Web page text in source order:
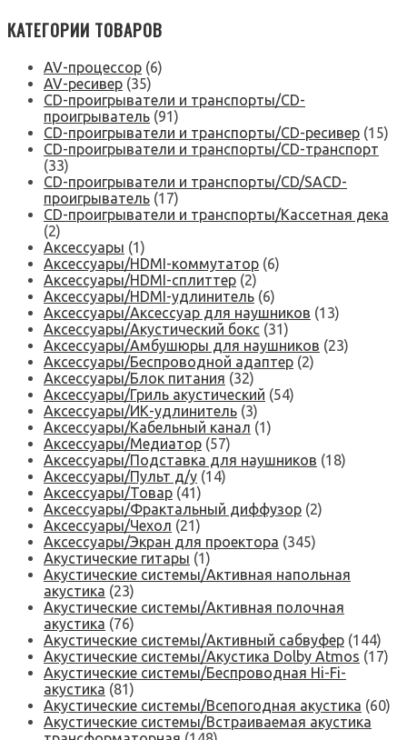
КАТЕГОРИИ ТОВАРОВ
AV-процессор (6)
AV-ресивер (35)
CD-проигрыватели и транспорты/CD-
проигрыватель (91)
CD-проигрыватели и транспорты/CD-ресивер (15)
CD-проигрыватели и транспорты/CD-транспорт
(33)
CD-проигрыватели и транспорты/CD/SACD-
проигрыватель (17)
CD-проигрыватели и транспорты/Кассетная дека
(2)
Аксессуары (1)
Аксессуары/HDMI-коммутатор (6)
Аксессуары/HDMI-сплиттер (2)
Аксессуары/HDMI-удлинитель (6)
Аксессуары/Аксессуар для наушников (13)
Аксессуары/Акустический бокс (31)
Аксессуары/Амбушюры для наушников (23)
Аксессуары/Беспроводной адаптер (2)
Аксессуары/Блок питания (32)
Аксессуары/Гриль акустический (54)
Аксессуары/ИК-удлинитель (3)
Аксессуары/Кабельный канал (1)
Аксессуары/Медиатор (57)
Аксессуары/Подставка для наушников (18)
Аксессуары/Пульт д/у (14)
Аксессуары/Товар (41)
Аксессуары/Фрактальный диффузор (2)
Аксессуары/Чехол (21)
Аксессуары/Экран для проектора (345)
Акустические гитары (1)
Акустические системы/Активная напольная
акустика (23)
Акустические системы/Активная полочная
акустика (76)
Акустические системы/Активный сабвуфер (144)
Акустические системы/Акустика Dolby Atmos (17)
Акустические системы/Беспроводная Hi-Fi-
акустика (81)
Акустические системы/Всепогодная акустика (60)
Акустические системы/Встраиваемая акустика